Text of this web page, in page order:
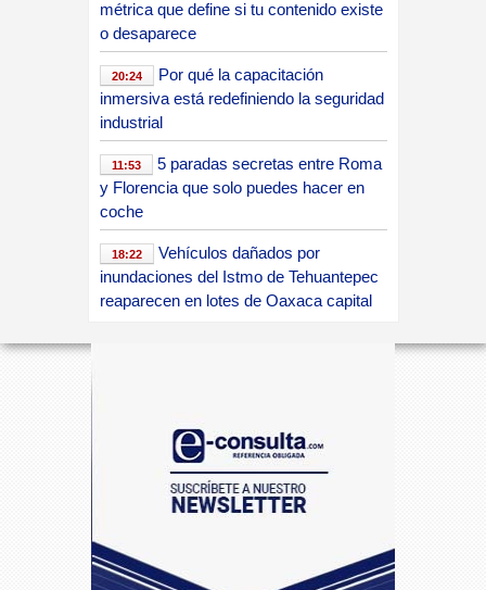
c
a
.
c
o
m
métrica que define si tu contenido existe
o desaparece
20:24
Por qué la capacitación
inmersiva está redefiniendo la seguridad
industrial
11:53
5 paradas secretas entre Roma
y Florencia que solo puedes hacer en
coche
18:22
Vehículos dañados por
inundaciones del Istmo de Tehuantepec
reaparecen en lotes de Oaxaca capital
Llantas en México: cómo elegir
la mejor opción y comprar con confianza
El Mundial 2026 como motor
económico: cuánto dinero mueve el
fútbol cuando el anfitrión eres tú